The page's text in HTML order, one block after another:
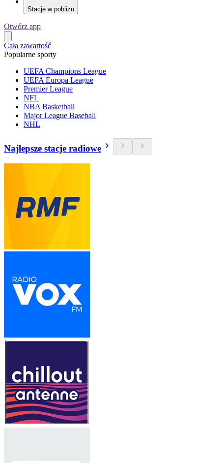
Stacje w pobliżu
Otwórz app
Cała zawartość
Popularne sporty
UEFA Champions League
UEFA Europa League
Premier League
NFL
NBA Basketball
Major League Baseball
NHL
Najlepsze stacje radiowe